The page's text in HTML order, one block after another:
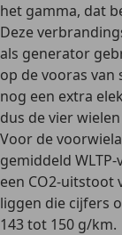
het gamma, dat
Deze
als generator
op de vooras van
nog een extra
dus devier wielen
Voor de
gemiddeld
een CO2-uitstoot
liggen die cijfers
143 tot 150 g/km.